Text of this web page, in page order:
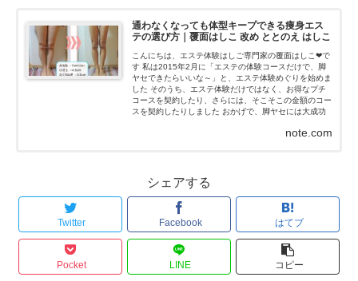
通わなくなっても体型キープできる痩身エス
テの選び方｜覆面はしこ 改め ととのえ はしこ
こんにちは、エステ体験はしご専門家の覆面はしこ❤で
す 私は2015年2月に「エステの体験コースだけで、脚
ヤセできたらいいな～」と、エステ体験めぐりを始めま
した そのうち、エステ体験だけではなく、お得なプチ
コースを契約したり、さらには、そこそこの金額のコー
スを契約したりしました おかげで、脚ヤセには大成功
note.com
シェアする
Twitter Facebook はてブ
Pocket LINE コピー